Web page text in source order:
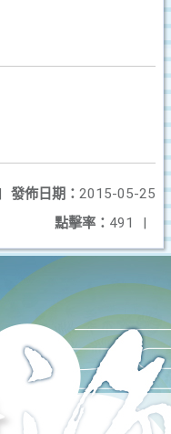
發佈日期： 2015-05-25
|
點擊率： 491 |